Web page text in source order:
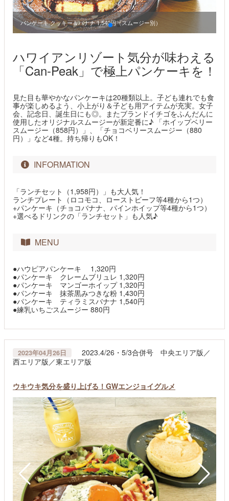
パンケーキ クッキー＆バナナ 1,540円（スムージー別）
ハワイアンリゾート気分が味わえる
「Can-Peak」で極上パンケーキを！
見た目も華やかなパンケーキは20種類以上。子ども連れでも食
事が楽しめるよう、小上がり＆子ども用アイテムが充実。女子
会、記念日、誕生日にも◎。またブランドイチゴをふんだんに
使用したオリジナルスムージーが新定番に♪ 「ホイップベリー
スムージー（858円）」、「チョコベリースムージー（880
円）」など4種。持ち帰りもOK！
INFORMATION
「ランチセット（1,958円）」も大人気！
ランチプレート（ロコモコ、ローストビーフ等4種から1つ）
+パンケーキ（チョコバナナ、パインホイップ等4種から1つ）
+選べるドリンクの「ランチセット」も人気♪
MENU
●ハウピアパンケーキ 1,320円
●パンケーキ クレームブリュレ 1,320円
●パンケーキ マンゴーホイップ 1,320円
●パンケーキ 抹茶黒みつきな粉 1,430円
●パンケーキ ティラミスバナナ 1,540円
●練乳いちごスムージー 880円
2023年04月26日
2023.4/26・5/3合併号 中央エリア版／
西エリア版／東エリア版
ウキウキ気分を盛り上げる！GWエンジョイグルメ